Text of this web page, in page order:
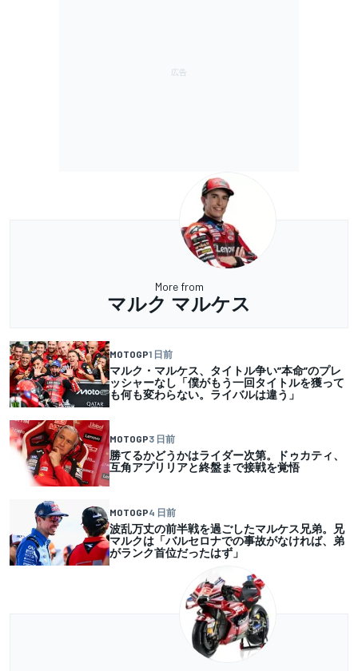
More from
マルク マルケス
MOTOGP1 日前
マルク・マルケス、タイトル争い”本命”のプレ
ッシャーなし「僕がもう一回タイトルを獲って
も何も変わらない。ライバルは違う」
MOTOGP3 日前
勝てるかどうかはライダー次第。ドゥカティ、
互角アプリリアと終盤まで接戦を覚悟
MOTOGP4 日前
波乱万丈の前半戦を過ごしたマルケス兄弟。兄
マルクは「バルセロナでの事故がなければ、弟
がランク首位だったはず」